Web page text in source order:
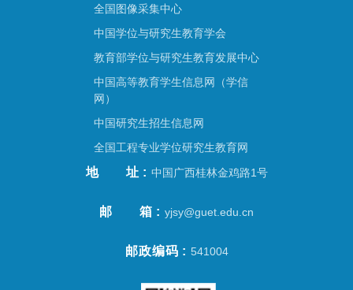
全国图像采集中心
中国学位与研究生教育学会
教育部学位与研究生教育发展中心
中国高等教育学生信息网（学信
网）
中国研究生招生信息网
全国工程专业学位研究生教育网
地址 中国广西桂林金鸡路1号
邮箱 yjsy@guet.edu.cn
邮政编码 541004